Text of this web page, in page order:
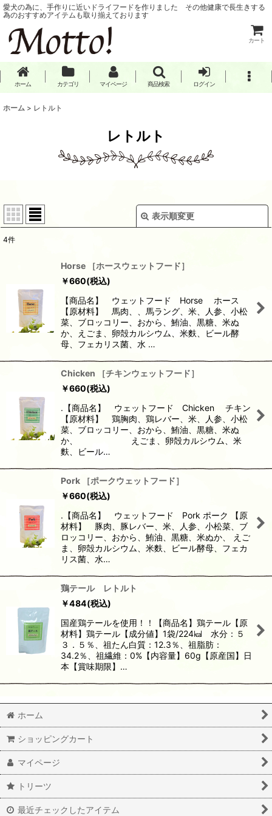
愛犬の為に、手作りに近いドライフードを作りました その他健康で長生きする
為のおすすめアイテムも取り揃えております
カート
ホーム カテゴリ マイページ 商品検索 ログイン
ホーム > レトルト
レトルト
表示順変更
絞り込む
4件
Horse ［ホースウェットフード］
￥660(税込)
【商品名】 ウェットフード Horse ホース
【原材料】 馬肉、、馬ラング、米、人参、小松
菜、ブロッコリー、おから、鮪油、黒糖、米ぬ
か、えごま、卵殻カルシウム、米麩、ビール酵
母、フェカリス菌、水 …
Chicken ［チキンウェットフード］
￥660(税込)
.【商品名】 ウェットフード Chicken チキン
【原材料】 鶏胸肉、鶏レバー、米、人参、小松
菜、ブロッコリー、おから、鮪油、黒糖、米ぬ
か、 えごま、卵殻カルシウム、米
麩、ビール…
Pork ［ポークウェットフード］
￥660(税込)
.【商品名】 ウェットフード Pork ポーク 【原
材料】 豚肉、豚レバー、米、人参、小松菜、ブ
ロッコリー、おから、鮪油、黒糖、米ぬか、 えご
ま、卵殻カルシウム、米麩、ビール酵母、フェカ
リス菌、水…
鶏テール レトルト
￥484(税込)
国産鶏テールを使用！！【商品名】鶏テール【原
材料】鶏テール【成分値】1袋/224㎉ 水分：５
３．５％、祖たん白質：12.3％、祖脂肪：
34.2％、祖繊維：0%【内容量】60g【原産国】日
本【賞味期限】…
ホーム
ショッピングカート
マイページ
トリーツ
最近チェックしたアイテム